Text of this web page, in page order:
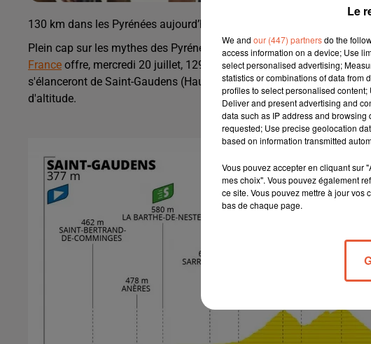
130 km dans les Pyrénées aujourd’hui pour la 17e étape entre Saint-
Plein cap sur les mythes des Pyrénées.
Après un premier acte qui a
France offre, mercredi 20 juillet, 129,7 km éprouvants, avec quatre
s'élanceront de Saint-Gaudens (Haute-Garonne) et arriveront à
d'altitude.
Le
We and our (447) partnersdo the
access information on a device; Use
select personalised advertising;
statistics or combinations of data from
profiles to select personalised
Deliver and present advertising and
data such as IP address and
requested; Use precise geolocation
based on information transmitted
Vous pouvez accepter en cliquant sur
mes choix". Vous pouvez également
ce site. Vous pouvez mettre à jour vos
bas de chaque page.